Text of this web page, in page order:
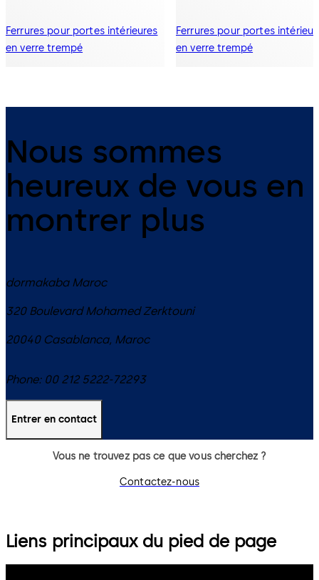
Ferrures pour portes intérieures
en verre trempé
Ferrures pour portes
en verre trempé
Nous sommes
heureux de vous en
montrer plus
dormakaba Maroc
320 Boulevard Mohamed Zerktouni
20040 Casablanca, Maroc
Phone: 00 212 5222-72293
Entrer en contact
Vous ne trouvez pas ce que vous cherchez ?
Contactez-nous
Liens principaux du pied de page